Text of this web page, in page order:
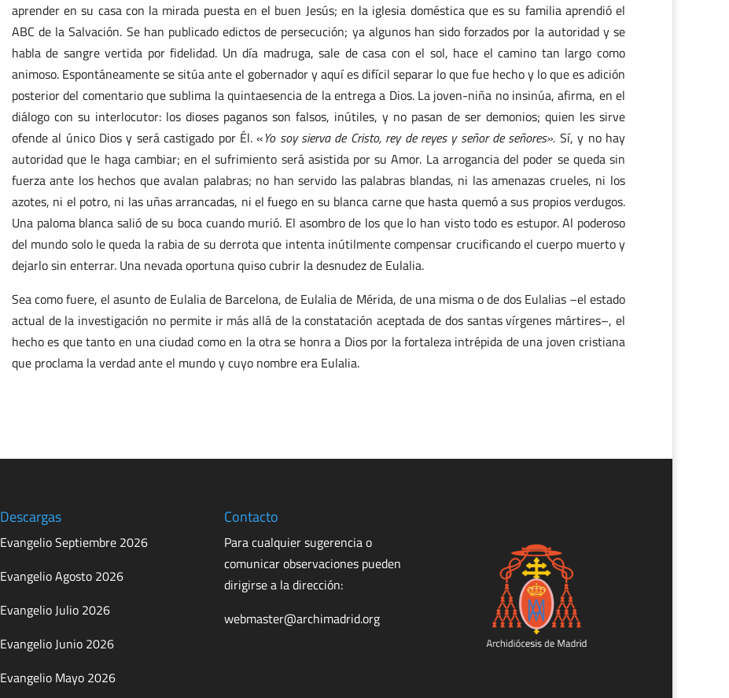
aprender en su casa con la mirada puesta en el buen Jesús; en la iglesia doméstica que es su familia aprendió el
ABC de la Salvación. Se han publicado edictos de persecución; ya algunos han sido forzados por la autoridad y se
habla de sangre vertida por fidelidad. Un día madruga, sale de casa con el sol, hace el camino tan largo como
animoso. Espontáneamente se sitúa ante el gobernador y aquí es difícil separar lo que fue hecho y lo que es adición
posterior del comentario que sublima la quintaesencia de la entrega a Dios. La joven-niña no insinúa, afirma, en el
diálogo con su interlocutor: los dioses paganos son falsos, inútiles, y no pasan de ser demonios; quien les sirve
ofende al único Dios y será castigado por Él. «Yo soy sierva de Cristo, rey de reyes y señor de señores». Sí, y no hay
autoridad que le haga cambiar; en el sufrimiento será asistida por su Amor. La arrogancia del poder se queda sin
fuerza ante los hechos que avalan palabras; no han servido las palabras blandas, ni las amenazas crueles, ni los
azotes, ni el potro, ni las uñas arrancadas, ni el fuego en su blanca carne que hasta quemó a sus propios verdugos.
Una paloma blanca salió de su boca cuando murió. El asombro de los que lo han visto todo es estupor. Al poderoso
del mundo solo le queda la rabia de su derrota que intenta inútilmente compensar crucificando el cuerpo muerto y
dejarlo sin enterrar. Una nevada oportuna quiso cubrir la desnudez de Eulalia.
Sea como fuere, el asunto de Eulalia de Barcelona, de Eulalia de Mérida, de una misma o de dos Eulalias –el estado
actual de la investigación no permite ir más allá de la constatación aceptada de dos santas vírgenes mártires–, el
hecho es que tanto en una ciudad como en la otra se honra a Dios por la fortaleza intrépida de una joven cristiana
que proclama la verdad ante el mundo y cuyo nombre era Eulalia.
Descargas
Evangelio Septiembre 2026
Evangelio Agosto 2026
Evangelio Julio 2026
Evangelio Junio 2026
Evangelio Mayo 2026
Contacto
Para cualquier sugerencia o
comunicar observaciones pueden
dirigirse a la dirección:
webmaster@archimadrid.org